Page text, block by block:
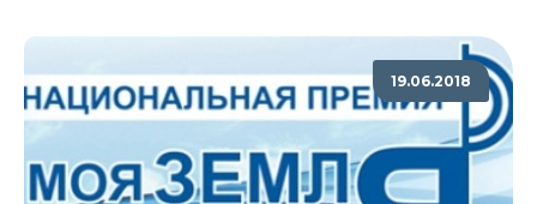
19.06.2018